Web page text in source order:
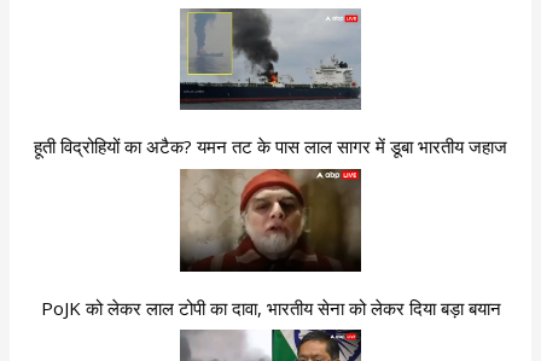
हूती विद्रोहियों का अटैक? यमन तट के पास लाल सागर में डूबा भारतीय जहाज
PoJK को लेकर लाल टोपी का दावा, भारतीय सेना को लेकर दिया बड़ा बयान